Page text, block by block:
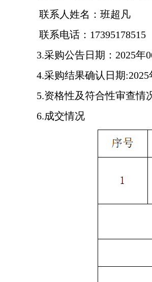
联系人姓名：班超凡
联系电话：17395178515
3.采购公告日期：2025年
4.采购结果确认日期:2025
5.资格性及符合性审查情
6.成交情况